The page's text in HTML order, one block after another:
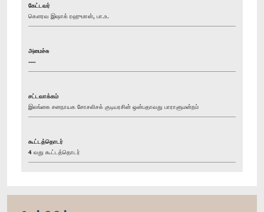
கேட்டவர்
கௌரவ இஷாக் ரஹுமான், பா.உ.
அமைச்சு
----
சட்டவாக்கம்
இலங்கை சனநாயக சோசலிசக் குடியரசின் ஒன்பதாவது பாராளுமன்றம்
கூட்டத்தொடர்
4 வது கூட்டத்தொடர்